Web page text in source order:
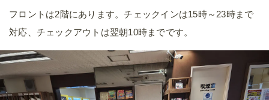
フロントは2階にあります。チェックインは15時～23時まで
対応、チェックアウトは翌朝10時までです。